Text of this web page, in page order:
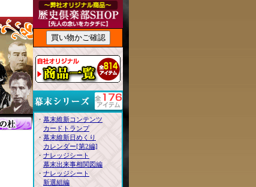
・ 幕末維新コンテンツ
カードトランプ
・ 幕末維新日めくり
カレンダー[第2編]
・ ナレッジシート
幕末出来事相関図編
・ ナレッジシート
新選組編